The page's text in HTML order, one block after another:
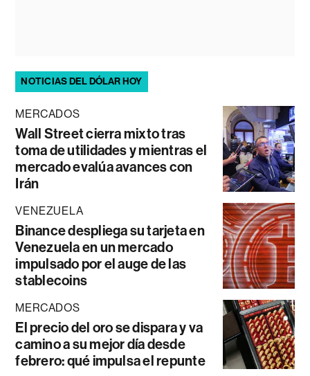
NOTICIAS DEL DÓLAR HOY
MERCADOS
Wall Street cierra mixto tras
toma de utilidades y mientras el
mercado evalúa avances con
Irán
VENEZUELA
Binance despliega su tarjeta en
Venezuela en un mercado
impulsado por el auge de las
stablecoins
MERCADOS
El precio del oro se dispara y va
camino a su mejor día desde
febrero: qué impulsa el repunte